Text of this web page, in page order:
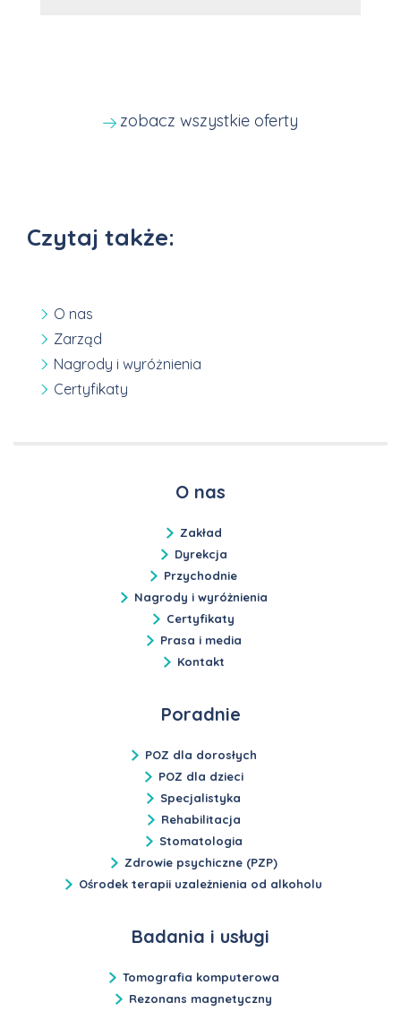
zobacz wszystkie oferty
Czytaj także:
O nas
Zarząd
Nagrody i wyróżnienia
Certyfikaty
O nas
Zakład
Dyrekcja
Przychodnie
Nagrody i wyróżnienia
Certyfikaty
Prasa i media
Kontakt
Poradnie
POZ dla dorosłych
POZ dla dzieci
Specjalistyka
Rehabilitacja
Stomatologia
Zdrowie psychiczne (PZP)
Ośrodek terapii uzależnienia od alkoholu
Badania i usługi
Tomografia komputerowa
Rezonans magnetyczny